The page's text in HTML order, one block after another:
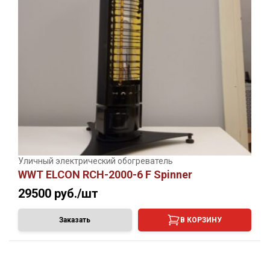
Уличный электрический обогреватель
WWT ELCON RCH-2000-6 F Spinner
29500 руб./шт
Заказать В КОРЗИНУ